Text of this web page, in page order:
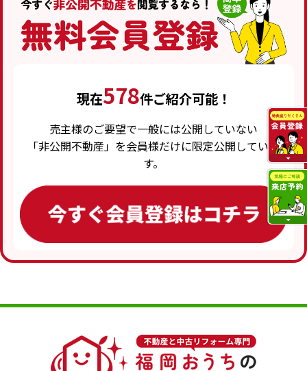
現在578件ご紹介可能！
売主様のご要望で一般には公開していない
「非公開不動産」を会員様だけに限定公開していま
す。